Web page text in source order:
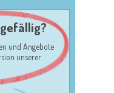
und Angebote
unserer